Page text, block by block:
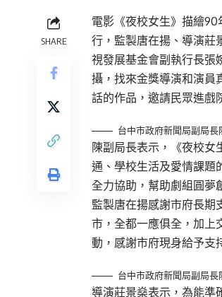
SHARE
電影《夜校女生》描繪
行，監製唐在揚、導演莊
視發展基金會副執行長張
攝，找來金獎導演和演員
話的作品，邀請民眾進戲
台中市政府新聞局副局
陳副局長表示，《夜校女
通、學校生活及愛情課題
全力協助，幫助劇組圓夢
監製唐在揚感謝市府長期
市，全都一應俱全，加上
動，感謝市府現身給予支
台中市政府新聞局副局長
導演莊景燊表示，為能準